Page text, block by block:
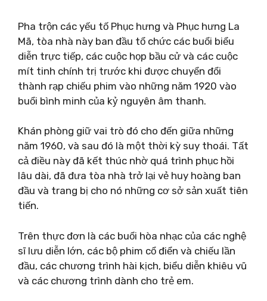
Pha trộn các yếu tố Phục hưng và Phục hưng La
Mã, tòa nhà này ban đầu tổ chức các buổi biểu
diễn trực tiếp, các cuộc họp bầu cử và các cuộc
mít tinh chính trị trước khi được chuyển đổi
thành rạp chiếu phim vào những năm 1920 vào
buổi bình minh của kỷ nguyên âm thanh.
Khán phòng giữ vai trò đó cho đến giữa những
năm 1960, và sau đó là một thời kỳ suy thoái. Tất
cả điều này đã kết thúc nhờ quá trình phục hồi
lâu dài, đã đưa tòa nhà trở lại vẻ huy hoàng ban
đầu và trang bị cho nó những cơ sở sản xuất tiên
tiến.
Trên thực đơn là các buổi hòa nhạc của các nghệ
sĩ lưu diễn lớn, các bộ phim cổ điển và chiếu lần
đầu, các chương trình hài kịch, biểu diễn khiêu vũ
và các chương trình dành cho trẻ em.